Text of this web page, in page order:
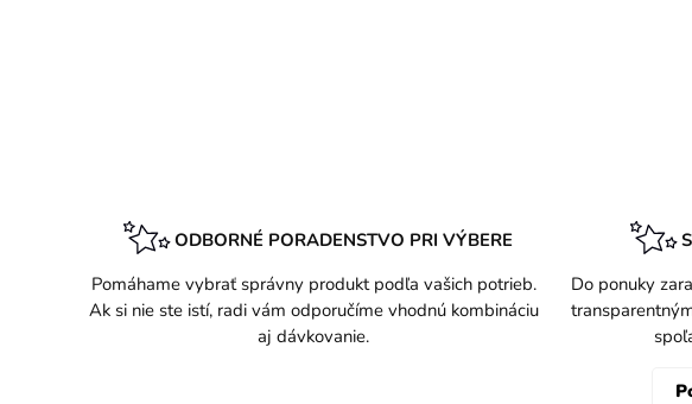
ODBORNÉ PORADENSTVO PRI VÝBERE
Pomáhame vybrať správny produkt podľa vašich potrieb.
Ak si nie ste istí, radi vám odporučíme vhodnú kombináciu
aj dávkovanie.
Do ponuky